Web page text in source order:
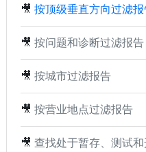
🎥 按顶级垂直方向过滤
🎥 按问题和诊断过滤报告
🎥 按城市过滤报告
🎥 按营业地点过滤报告
🎥 查找处于暂存、测试